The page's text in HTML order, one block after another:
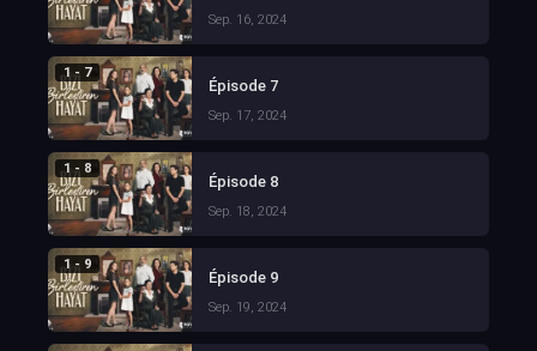
Sep. 16, 2024
1 - 7
Épisode 7
Sep. 17, 2024
1 - 8
Épisode 8
Sep. 18, 2024
1 - 9
Épisode 9
Sep. 19, 2024